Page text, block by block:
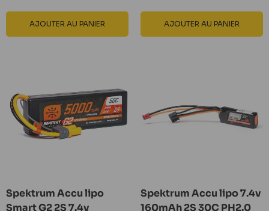
AJOUTER AU PANIER AJOUTER AU PANIER
Spektrum Accu lipo
Smart G2 2S 7.4v
Spektrum Accu lipo 7.4v
160mAh 2S 30C PH2.0